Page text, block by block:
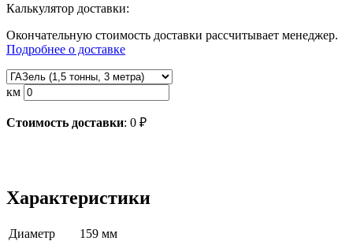
Калькулятор доставки:
Окончательную стоимость доставки рассчитывает менеджер.
Подробнее о доставке
км
Стоимость доставки: 0 ₽
Характеристики
Диаметр
159 мм